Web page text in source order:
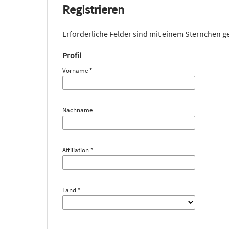
Registrieren
Erforderliche Felder sind mit einem Sternchen
Profil
Vorname *
Nachname
Affiliation *
Land *